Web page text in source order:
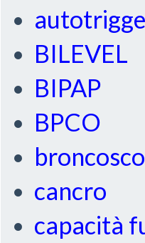
BILEVEL
BIPAP
BPCO
cancro
capacità